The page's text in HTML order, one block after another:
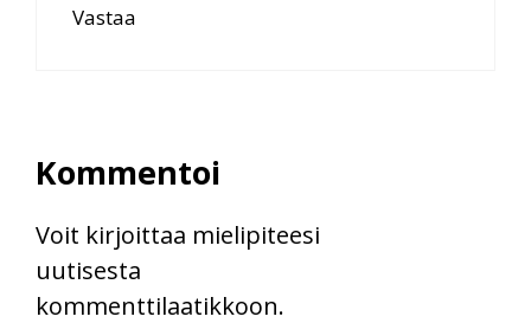
Vastaa
Kommentoi
Voit kirjoittaa mielipiteesi
uutisesta
kommenttilaatikkoon.